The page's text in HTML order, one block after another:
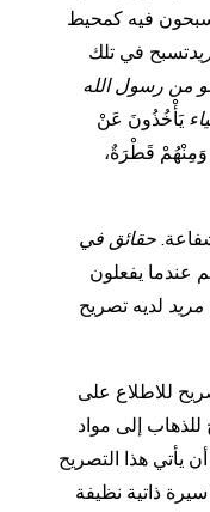
فيه كمحيط
تسبح في تلك
من رسول الله
يَأْخُذُونَ عَنْ
قَطْرَةٌ،
حقائق في
عندما يفعلون
مريد لديه تصريح
للاطلاع على
للذهاب إلى مواد
يأتي هذا التصريح
ذاتية نظيفة